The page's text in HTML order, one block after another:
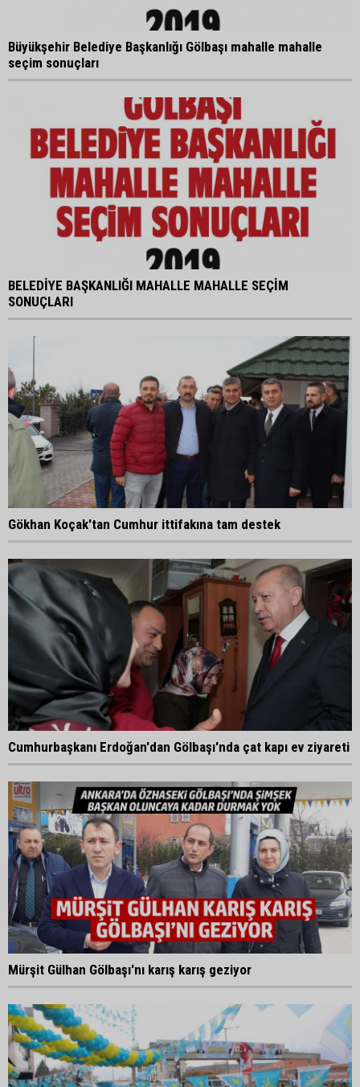
Büyükşehir Belediye Başkanlığı Gölbaşı mahalle mahalle
seçim sonuçları
BELEDİYE BAŞKANLIĞI MAHALLE MAHALLE SEÇİM
SONUÇLARI
Gökhan Koçak'tan Cumhur ittifakına tam destek
Cumhurbaşkanı Erdoğan'dan Gölbaşı'nda çat kapı ev ziyareti
Mürşit Gülhan Gölbaşı'nı karış karış geziyor